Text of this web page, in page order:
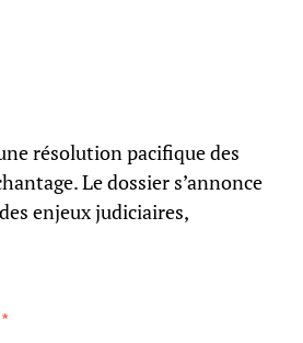
résolution pacifique des
Le dossier s’annonce
enjeux judiciaires,
*